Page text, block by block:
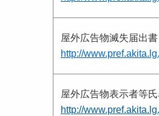
屋外広告物滅失届出書
http://
屋外広告物表示者等
http://